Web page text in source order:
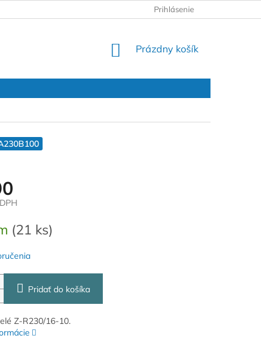
Prihlásenie
NÁKUPNÝ
Prázdny košík
(21 ks)
Pridať do košíka
Z-R230/16-10.